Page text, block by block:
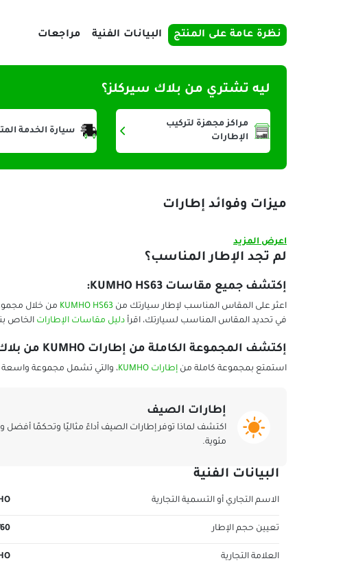
نظرة عامة على المنتج البيانات الفنية مراجعات
ليه تشتري من بلاك سيركلز؟
مراكز مجهزة لتركيب
الإطارات
سيارة الخدمة
ميزات وفوائد إطارات
اعرض المزيد
لم تجد الإطار المناسب؟
إكتشف جميع مقاسات KUMHO HS63:
اعثر على المقاس المناسب لإطار سيارتك من KUMHO HS63 من خلال
في تحديد المقاس المناسب لسيارتك، اقرأ دليل مقاسات الإطارات الخاص
إكتشف المجموعة الكاملة من إطارات KUMHO من بلاك سيركلز:
استمتع بمجموعة كاملة من إطارات KUMHO ، والتي تشمل مجموعة واسعة
إطارات الصيف
مئوية.
البيانات الفنية
الاسم التجاري أو التسمية التجارية
تعيين حجم الإطار
العلامة التجارية